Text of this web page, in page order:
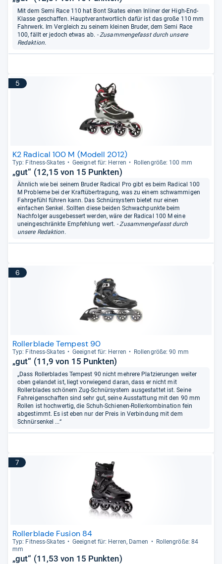
Mit dem Semi Race 110 hat Bont Skates einen Inliner der High-End-
Klasse geschaffen. Hauptverantwortlich dafür ist das große 110 mm
Fahrwerk. Im Vergleich zu seinem kleinen Bruder, dem Semi Race
100, fällt er jedoch etwas ab. - Zusammengefasst durch unsere
Redaktion.
5
K2 Radical 100 M (Modell 2012)
Typ: Fit­ness-​Ska­tes Geeig­net für: Her­ren Rol­len­größe: 100 mm
„gut“ (12,15 von 15 Punkten)
Ähnlich wie bei seinem Bruder Radical Pro gibt es beim Radical 100
M Probleme bei der Kraftübertragung, was zu einem schwammigen
Fahrgefühl führen kann. Das Schnürsystem bietet nur einen
einfachen Senkel. Sollten diese beiden Schwachpunkte beim
Nachfolger ausgebessert werden, wäre der Radical 100 M eine
uneingeschränkte Empfehlung wert. - Zusammengefasst durch
unsere Redaktion.
6
Rollerblade Tempest 90
Typ: Fit­ness-​Ska­tes Geeig­net für: Her­ren Rol­len­größe: 90 mm
„gut“ (11,9 von 15 Punkten)
„Dass Rollerblades Tempest 90 nicht mehrere Platzierungen weiter
oben gelandet ist, liegt vorwiegend daran, dass er nicht mit
Rollerblades schönem Zug-Schnürsystem ausgestattet ist. Seine
Fahreigenschaften sind sehr gut, seine Ausstattung mit den 90 mm
Rollen ist hochwertig, die Schuh-Schienen-Rollerkombination fein
abgestimmt. Es ist eben nur der Preis in Verbindung mit dem
Schnürsenkel ...“
7
Rollerblade Fusion 84
Typ: Fit­ness-​Ska­tes Geeig­net für: Her­ren, Damen
Rol­len­größe: 84
mm
„gut“ (11,53 von 15 Punkten)